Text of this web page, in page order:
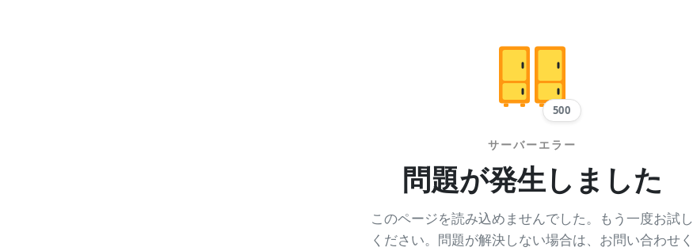
500
サーバーエラー
問題が発生しました
このページを読み込めませんでした。もう一度お試し
ください。問題が解決しない場合は、お問い合わせく